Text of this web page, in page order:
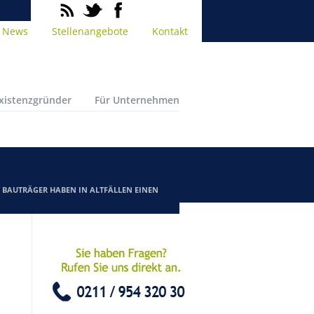
News Stellenangebote Kontakt
Für Unternehmen
BAUTRÄGER HABEN IN ALTFÄLLEN EINEN